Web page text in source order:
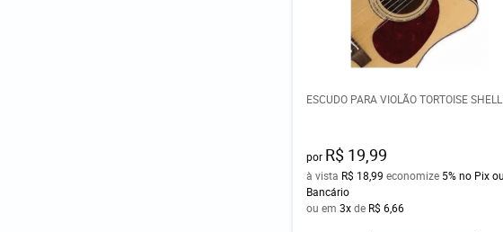
ESCUDO PARA VIOLÃO TORTOISE SHELL
por R$ 19,99
à vista R$ 18,99 economize 5% no Pix
Bancário
ou em3xde R$ 6,66